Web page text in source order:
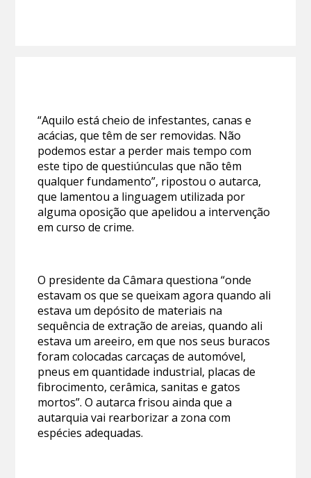
“Aquilo está cheio de infestantes, canas e
acácias, que têm de ser removidas. Não
podemos estar a perder mais tempo com
este tipo de questiúnculas que não têm
qualquer fundamento”, ripostou o autarca,
que lamentou a linguagem utilizada por
alguma oposição que apelidou a intervenção
em curso de crime.
O presidente da Câmara questiona “onde
estavam os que se queixam agora quando ali
estava um depósito de materiais na
sequência de extração de areias, quando ali
estava um areeiro, em que nos seus buracos
foram colocadas carcaças de automóvel,
pneus em quantidade industrial, placas de
fibrocimento, cerâmica, sanitas e gatos
mortos”. O autarca frisou ainda que a
autarquia vai rearborizar a zona com
espécies adequadas.